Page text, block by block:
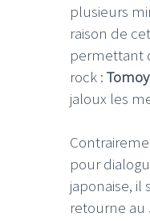
plusieurs
raison de
permettant
rock :
jaloux les
pour
japonaise,
retourne